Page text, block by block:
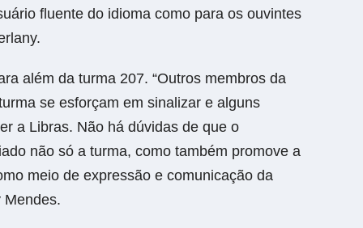
fluente do idioma como para os ouvintes
além da turma 207. “Outros membros da
se esforçam em sinalizar e alguns
a Libras. Não há dúvidas de que o
não só a turma, como também promove a
meio de expressão e comunicação da
Mendes.